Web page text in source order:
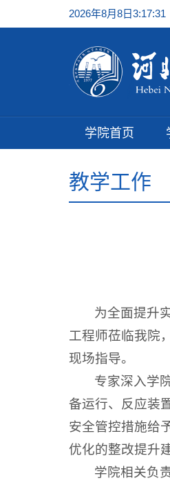
2026年8月8日3:17:32
学院首页
教学工作
为全面提升
工程师莅临我院
现场指导。
专家深入学
备运行、反应装
安全管控措施给
优化的整改提升
学院相关负